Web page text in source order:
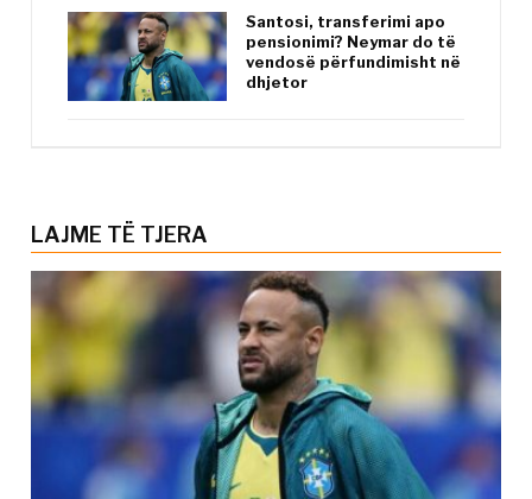
Santosi, transferimi apo
pensionimi? Neymar do të
vendosë përfundimisht në
dhjetor
LAJME TË TJERA